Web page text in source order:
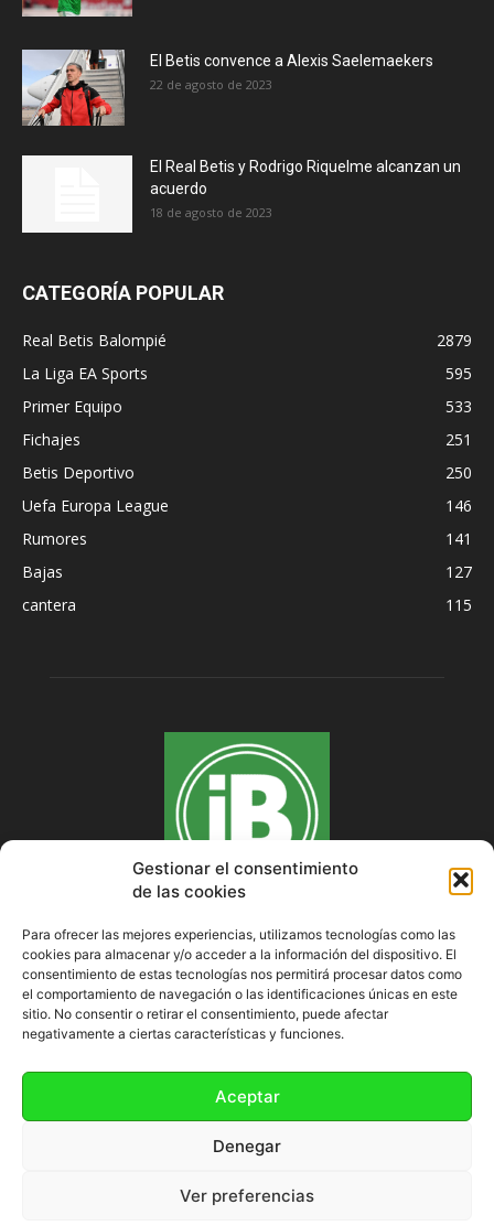
Gestionar el consentimiento
de las cookies
Para ofrecer las mejores experiencias, utilizamos tecnologías como las
cookies para almacenar y/o acceder a la información del dispositivo. El
consentimiento de estas tecnologías nos permitirá procesar datos como
el comportamiento de navegación o las identificaciones únicas en este
sitio. No consentir o retirar el consentimiento, puede afectar
negativamente a ciertas características y funciones.
Aceptar
Denegar
Ver preferencias
El Betis convence a Alexis Saelemaekers
22 de agosto de 2023
El Real Betis y Rodrigo Riquelme alcanzan un
acuerdo
18 de agosto de 2023
CATEGORÍA POPULAR
Real Betis Balompié
2879
La Liga EA Sports
595
Primer Equipo
533
Fichajes
251
Betis Deportivo
250
Uefa Europa League
146
Rumores
141
Bajas
127
cantera
115
SOBRE NOSOTROS
Política de cookies (UE)